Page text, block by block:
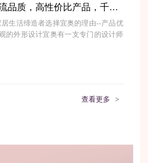
选择宜奥丨一流品质，高性价比产品，千家万户的放心选择
生活缔造者选择宜奥的理由--产品优
的外形设计宜奥有一支专门的设计师
查看更多 >